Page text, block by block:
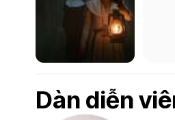
Dàn diễn